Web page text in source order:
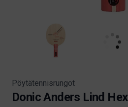
Pöytätennisrungot
Donic Anders Lind